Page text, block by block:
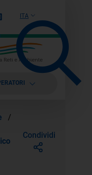
ITA
Instagram
/
Condividi